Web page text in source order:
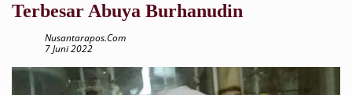
Terbesar Abuya Burhanudin
Nusantarapos.com
7 Juni 2022